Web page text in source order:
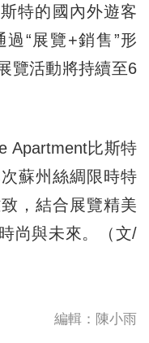
特的國內外遊客
“展覽+銷售”形
覽活動將持續至6
比斯特
蘇州絲綢限時特
，結合展覽精美
尚與未來。（文/
編輯：陳小雨